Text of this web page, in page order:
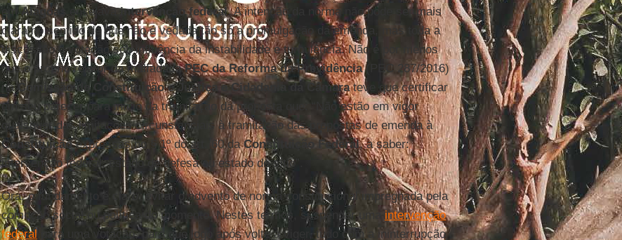
emAlagoas ensejavaintervenção federal. A intenção da norma não pode ser mais
clara no sentido de que não é vedada tão só a promulgação da emenda, mas toda a
discussão e votação sob influência da instabilidade e turbulência. Não é por menos
que o próprio relator da malfadadaPEC da Reforma da Previdência(PEC 287/2016)
naComissão de Constituição e Justiça e Cidadania da Câmarateve que certificar
em seu parecer para início da tramitação da proposta que: “Não estão em vigor
quaisquer das limitações circunstanciais à tramitação das propostas de emenda à
Constituiçãoexpressas no § 1º do art. 60 daConstituição Federal, a saber:
intervenção federal, estado de defesa ou estado de sítio”.
Ora, o fundamento é claro, evitar o advento de norma constitucional impregnada pela
comoção social ou política do momento. Nestes termos, suspender uma intervenção
federalpara uma votação, para que logo após volte a viger, tudo com a ininterrupção